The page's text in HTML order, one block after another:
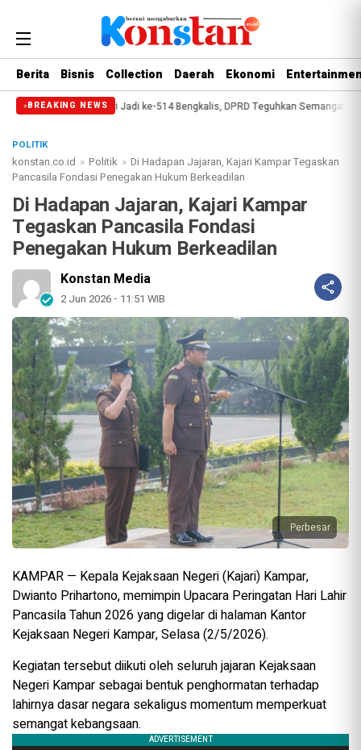
Berita Bisnis Collection Daerah Ekonomi
BREAKING NEWS
Paripurna Hari Jadi ke-514 Bengkalis, DPRD Teguhkan Semangat
POLITIK
konstan.co.id » Politik » Di Hadapan Jajaran, Kajari Kampar Tegaskan
Pancasila Fondasi Penegakan Hukum Berkeadilan
Di Hadapan Jajaran, Kajari Kampar
Tegaskan Pancasila Fondasi
Penegakan Hukum Berkeadilan
Konstan Media
2 Jun 2026 - 11:51 WIB
Perbesar
KAMPAR — Kepala Kejaksaan Negeri (Kajari) Kampar,
Dwianto Prihartono, memimpin Upacara Peringatan Hari Lahir
Pancasila Tahun 2026 yang digelar di halaman Kantor
Kejaksaan Negeri Kampar, Selasa (2/5/2026).
Kegiatan tersebut diikuti oleh seluruh jajaran Kejaksaan
Negeri Kampar sebagai bentuk penghormatan terhadap
lahirnya dasar negara sekaligus momentum memperkuat
semangat kebangsaan.